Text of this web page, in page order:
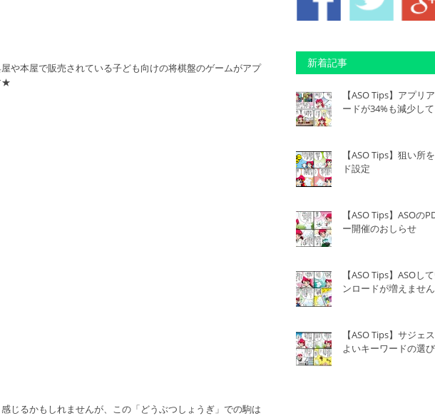
や本屋で販売されている子ども向けの将棋盤のゲームがアプ
★
じるかもしれませんが、この「どうぶつしょうぎ」での駒は
新着記事
【ASO Tips】アプリ
ードが34%も減少し
【ASO Tips】狙い所
ド設定
【ASO Tips】ASO
ー開催のおしらせ
【ASO Tips】ASOし
ンロードが増えません
【ASO Tips】サジェ
よいキーワードの選